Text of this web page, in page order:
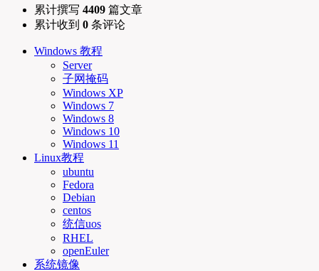
累计撰写 4409 篇文章
累计收到 0 条评论
Windows 教程
Server
子网掩码
Windows XP
Windows 7
Windows 8
Windows 10
Windows 11
Linux教程
ubuntu
Fedora
Debian
centos
统信uos
RHEL
openEuler
系统镜像